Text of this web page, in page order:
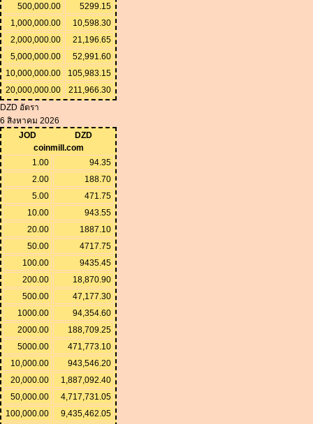
500,000.00
5299.15
1,000,000.00
10,598.30
2,000,000.00
21,196.65
5,000,000.00
52,991.60
10,000,000.00
105,983.15
20,000,000.00
211,966.30
DZD อัตรา
6 สิงหาคม 2026
JOD
DZD
coinmill.com
1.00
94.35
2.00
188.70
5.00
471.75
10.00
943.55
20.00
1887.10
50.00
4717.75
100.00
9435.45
200.00
18,870.90
500.00
47,177.30
1000.00
94,354.60
2000.00
188,709.25
5000.00
471,773.10
10,000.00
943,546.20
20,000.00
1,887,092.40
50,000.00
4,717,731.05
100,000.00
9,435,462.05